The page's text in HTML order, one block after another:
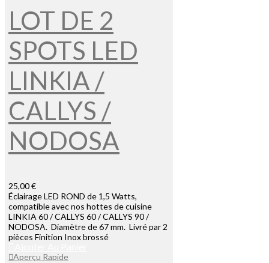
LOT DE 2
SPOTS LED
LINKIA /
CALLYS /
NODOSA
25,00 €
Éclairage LED ROND de 1,5 Watts,
compatible avec nos hottes de cuisine
LINKIA 60 / CALLYS 60 / CALLYS 90 /
NODOSA. Diamètre de 67 mm. Livré par 2
pièces Finition Inox brossé
Aperçu Rapide